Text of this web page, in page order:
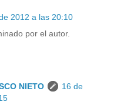
2012 a las 20:10
por el autor.
NIETO
16 de